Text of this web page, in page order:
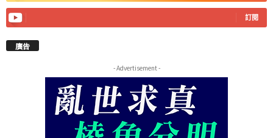
訂閱
廣告
- Advertisement -